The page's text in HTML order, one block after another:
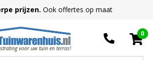
prijzen. Ook offertes op maat
voor uw tuin en terras!
0